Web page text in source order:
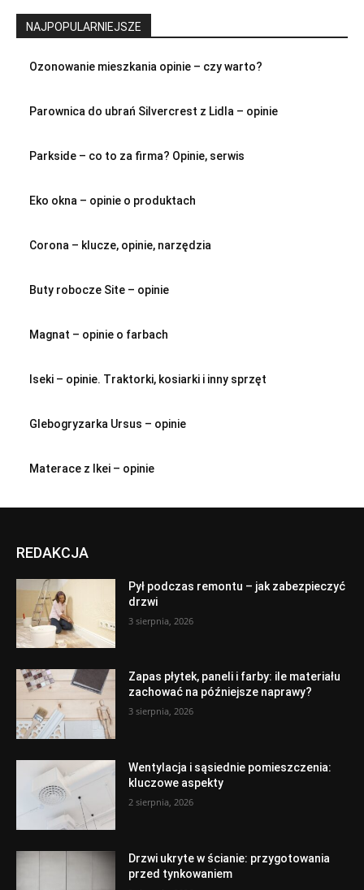
NAJPOPULARNIEJSZE
Ozonowanie mieszkania opinie – czy warto?
Parownica do ubrań Silvercrest z Lidla – opinie
Parkside – co to za firma? Opinie, serwis
Eko okna – opinie o produktach
Corona – klucze, opinie, narzędzia
Buty robocze Site – opinie
Magnat – opinie o farbach
Iseki – opinie. Traktorki, kosiarki i inny sprzęt
Glebogryzarka Ursus – opinie
Materace z Ikei – opinie
REDAKCJA
Pył podczas remontu – jak zabezpieczyć
drzwi
3 sierpnia, 2026
Zapas płytek, paneli i farby: ile materiału
zachować na późniejsze naprawy?
3 sierpnia, 2026
Wentylacja i sąsiednie pomieszczenia:
kluczowe aspekty
2 sierpnia, 2026
Drzwi ukryte w ścianie: przygotowania
przed tynkowaniem